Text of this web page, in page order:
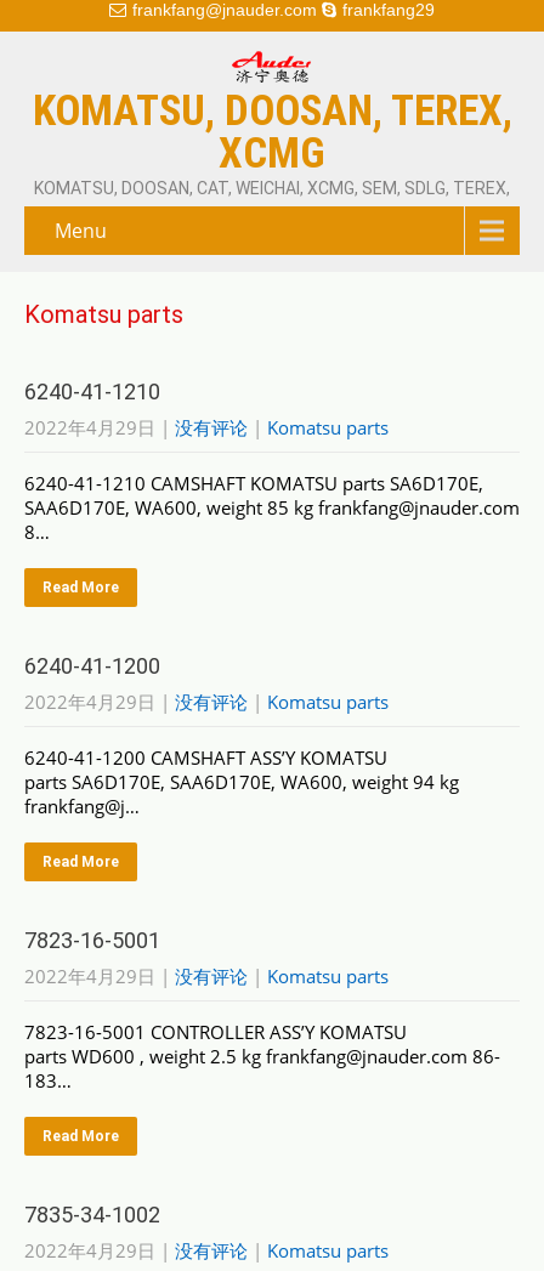
frankfang@jnauder.com frankfang29
KOMATSU, DOOSAN, TEREX,
XCMG
KOMATSU, DOOSAN, CAT, WEICHAI, XCMG, SEM, SDLG, TEREX,
Menu
Komatsu parts
6240-41-1210
2022年4月29日 | 没有评论 | Komatsu parts
6240-41-1210 CAMSHAFT KOMATSU parts SA6D170E,
SAA6D170E, WA600, weight 85 kg frankfang@jnauder.com
8…
Read More
6240-41-1200
2022年4月29日 | 没有评论 | Komatsu parts
6240-41-1200 CAMSHAFT ASS’Y KOMATSU
parts SA6D170E, SAA6D170E, WA600, weight 94 kg
frankfang@j…
Read More
7823-16-5001
2022年4月29日 | 没有评论 | Komatsu parts
7823-16-5001 CONTROLLER ASS’Y KOMATSU
parts WD600 , weight 2.5 kg frankfang@jnauder.com 86-
183…
Read More
7835-34-1002
2022年4月29日 | 没有评论 | Komatsu parts